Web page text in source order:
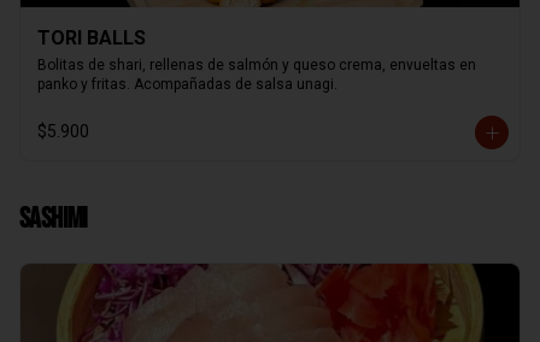
TORI BALLS
Bolitas de shari, rellenas de salmón y queso crema, envueltas en
panko y fritas. Acompañadas de salsa unagi.
$5.900
Sashimi